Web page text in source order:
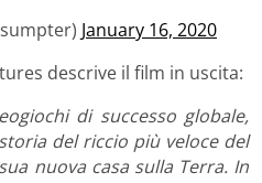
January 16, 2020
descrive il film in uscita:
di successo globale,
del riccio più veloce del
nuova casa sulla Terra. In